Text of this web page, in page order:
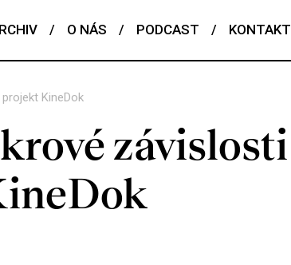
/ O NÁS / PODCAST / KONTAKT
KineDok
závislosti